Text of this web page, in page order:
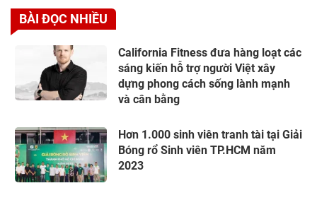
BÀI ĐỌC NHIỀU
California Fitness đưa hàng loạt các
sáng kiến hỗ trợ người Việt xây
dựng phong cách sống lành mạnh
và cân bằng
Hơn 1.000 sinh viên tranh tài tại Giải
Bóng rổ Sinh viên TP.HCM năm
2023